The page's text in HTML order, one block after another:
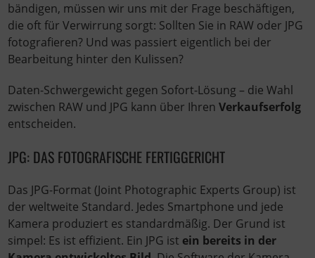
bändigen, müssen wir uns mit der Frage beschäftigen,
die oft für Verwirrung sorgt: Sollten Sie in RAW oder JPG
fotografieren? Und was passiert eigentlich bei der
Bearbeitung hinter den Kulissen?
Daten-Schwergewicht gegen Sofort-Lösung – die Wahl
zwischen RAW und JPG kann über IhrenVerkaufserfolg
entscheiden.
JPG: DAS FOTOGRAFISCHE FERTIGGERICHT
Das JPG-Format (Joint Photographic Experts Group) ist
der weltweite Standard. Jedes Smartphone und jede
Kamera produziert es standardmäßig. Der Grund ist
simpel: Es ist effizient. Ein JPG ist ein bereits in der